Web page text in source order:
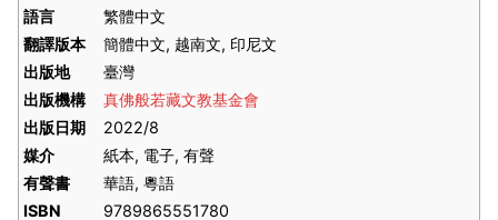
語言
繁體中文
翻譯版本
簡體中文, 越南文, 印尼文
出版地
臺灣
出版機構
真佛般若藏文教基金會
出版日期
2022/8
媒介
紙本, 電子, 有聲
有聲書
華語, 粵語
ISBN
9789865551780